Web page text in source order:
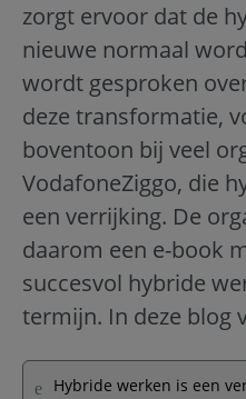
zorgt ervoor dat de
nieuwe normaal
wordt gesproken
deze transformatie,
boventoon bij veel
VodafoneZiggo, die
een verrijking. De
daarom een e-book
succesvol hybride
termijn. In deze blog
Hybride werken is een